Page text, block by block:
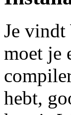
Je
moet je
hebt,